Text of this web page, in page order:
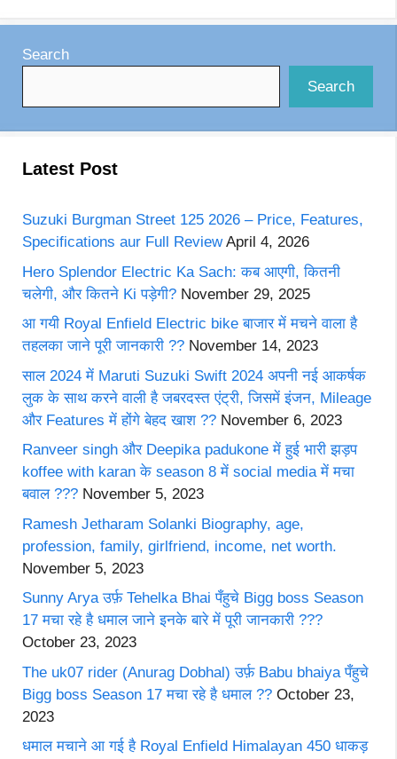
Search
Search
Latest Post
Suzuki Burgman Street 125 2026 – Price, Features,
Specifications aur Full Review April 4, 2026
Hero Splendor Electric Ka Sach: कब आएगी, कितनी
चलेगी, और कितने Ki पड़ेगी? November 29, 2025
आ गयी Royal Enfield Electric bike बाजार में मचने वाला है
तहलका जाने पूरी जानकारी ?? November 14, 2023
साल 2024 में Maruti Suzuki Swift 2024 अपनी नई आकर्षक
लुक के साथ करने वाली है जबरदस्त एंट्री, जिसमें इंजन, Mileage
और Features में होंगे बेहद खाश ?? November 6, 2023
Ranveer singh और Deepika padukone में हुई भारी झड़प
koffee with karan के season 8 में social media में मचा
बवाल ??? November 5, 2023
Ramesh Jetharam Solanki Biography, age,
profession, family, girlfriend, income, net worth.
November 5, 2023
Sunny Arya उर्फ़ Tehelka Bhai पँहुचे Bigg boss Season
17 मचा रहे है धमाल जाने इनके बारे में पूरी जानकारी ???
October 23, 2023
The uk07 rider (Anurag Dobhal) उर्फ़ Babu bhaiya पँहुचे
Bigg boss Season 17 मचा रहे है धमाल ?? October 23,
2023
धमाल मचाने आ गई है Royal Enfield Himalayan 450 धाकड़